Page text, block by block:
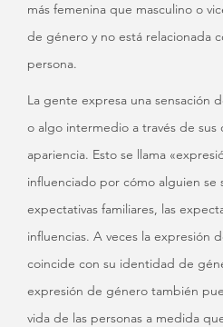
más femenina que masculino o
de género y no está relacionada
persona.
La gente expresa una sensación
o algo intermedio a través de sus
apariencia. Esto se llama
influenciado por cómo alguien
expectativas familiares, las
influencias. A veces la expresión
coincide con su identidad de
expresión de género también
vida de las personas a medida